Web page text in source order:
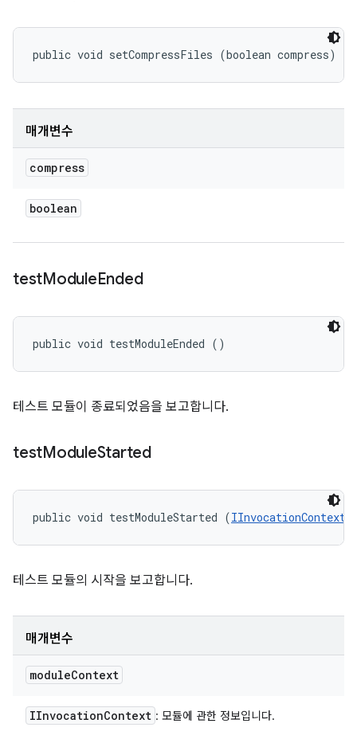
public void setCompressFiles (boolean compress)
매개변수
compress
boolean
testModuleEnded
public void testModuleEnded ()
테스트 모듈이 종료되었음을 보고합니다.
testModuleStarted
public void testModuleStarted (IInvocationContext
테스트 모듈의 시작을 보고합니다.
매개변수
moduleContext
IInvocationContext : 모듈에 관한 정보입니다.